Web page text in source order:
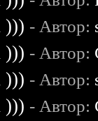
))) - Автор:
))) - Автор:
))) - Автор:
))) - Автор: